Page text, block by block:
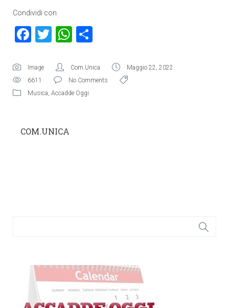
Condividi con
Facebook
TwitterWhatsApp
Image Com.Unica
Maggio 22, 2022
6611
No Comments
Musica, Accadde Oggi
COM.UNICA